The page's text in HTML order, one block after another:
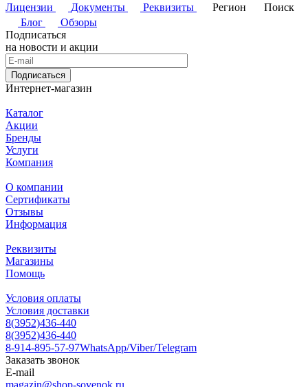
Лицензии
Документы Реквизиты Регион
Поиск
Блог
Обзоры
Подписаться
на новости и акции
Подписаться
Интернет-магазин
Каталог
Акции
Бренды
Услуги
Компания
О компании
Сертификаты
Отзывы
Информация
Реквизиты
Магазины
Помощь
Условия оплаты
Условия доставки
8(3952)436-440
8(3952)436-440
8-914-895-57-97WhatsApp/Viber/Telegram
Заказать звонок
E-mail
magazin@shop-sovenok.ru